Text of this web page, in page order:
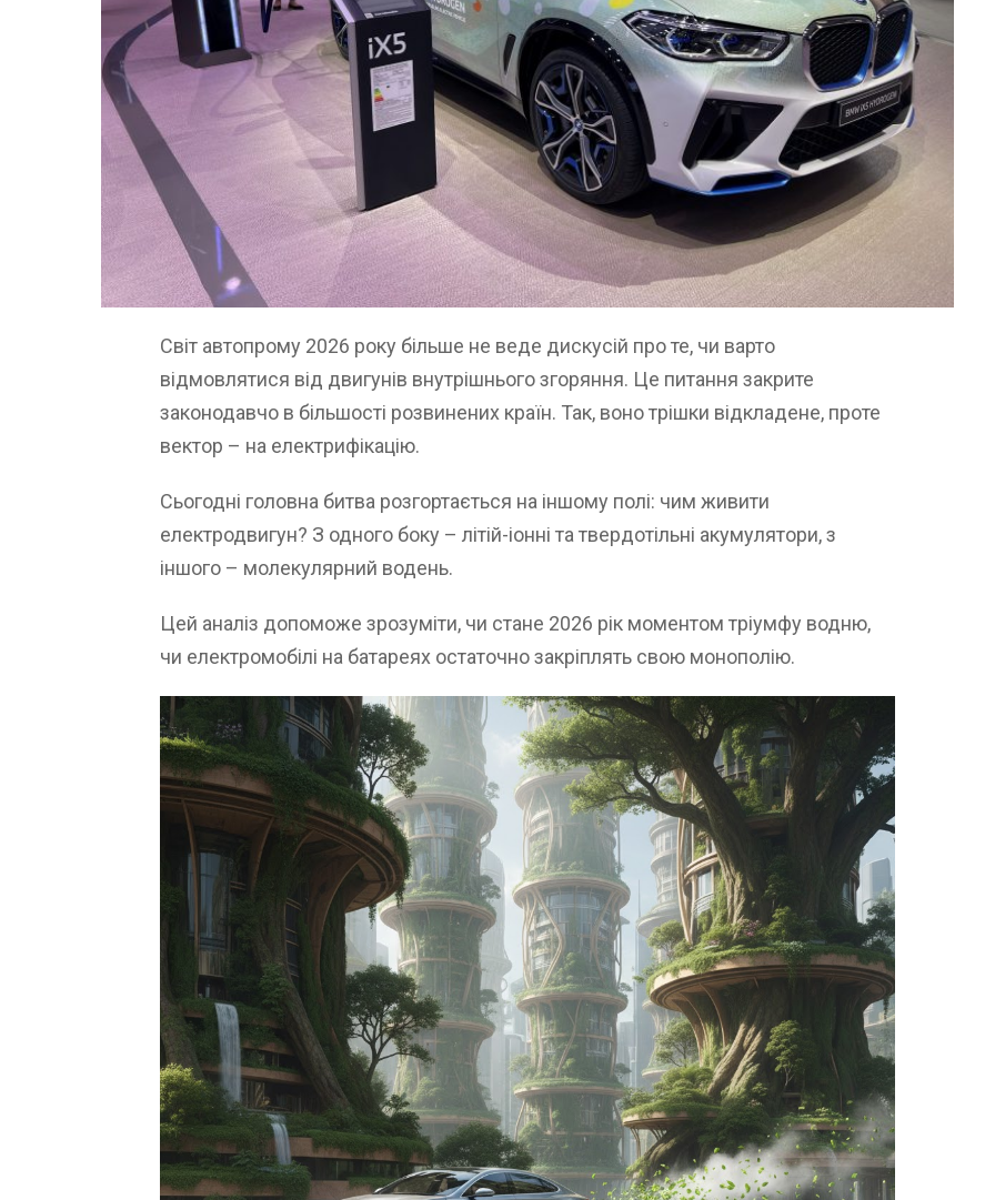
Світ автопрому 2026 року більше не веде дискусій про те, чи варто
відмовлятися від двигунів внутрішнього згоряння. Це питання закрите
законодавчо в більшості розвинених країн. Так, воно трішки відкладене, проте
вектор – на електрифікацію.
Сьогодні головна битва розгортається на іншому полі: чим живити
електродвигун? З одного боку – літій-іонні та твердотільні акумулятори, з
іншого – молекулярний водень.
Цей аналіз допоможе зрозуміти, чи стане 2026 рік моментом тріумфу водню,
чи електромобілі на батареях остаточно закріплять свою монополію.